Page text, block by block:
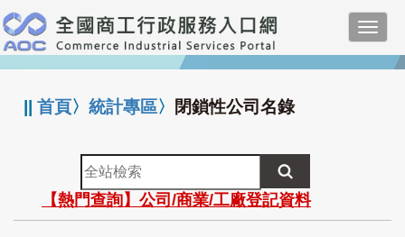
跳
到
主
要
:::
||首頁〉統計專區〉 閉鎖性公司名錄
全
站
檢
索
【熱門查詢】公司/商業/工廠登記資料